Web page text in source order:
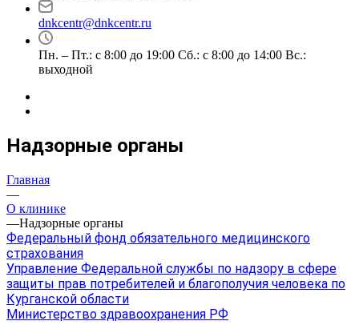
dnkcentr@dnkcentr.ru
Пн. – Пт.: с 8:00 до 19:00 Сб.: с 8:00 до 14:00 Вс.:
выходной
Надзорные органы
Главная
—
О клинике
—Надзорные органы
Федеральный фонд обязательного медицинского
страхования
Управление Федеральной службы по надзору в сфере
защиты прав потребителей и благополучия человека по
Курганской области
Министерство здравоохранения РФ